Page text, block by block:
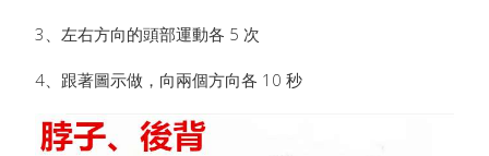
3、左右方向的頭部運動各 5 次
4、跟著圖示做，向兩個方向各 10 秒